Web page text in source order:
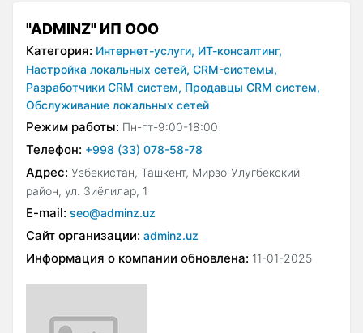
"ADMINZ" ИП ООО
Категория: Интернет-услуги, ИТ-консалтинг,
Настройка локальных сетей, CRM-системы,
Разработчики CRM систем, Продавцы CRM систем,
Обслуживание локальных сетей
Режим работы: Пн-пт-9:00-18:00
Телефон: +998 (33) 078-58-78
Адрес: Узбекистан, Ташкент, Мирзо-Улугбекский
район, ул. Зиёлилар, 1
E-mail: seo@adminz.uz
Сайт организации: adminz.uz
Информация о компании обновлена: 11-01-2025